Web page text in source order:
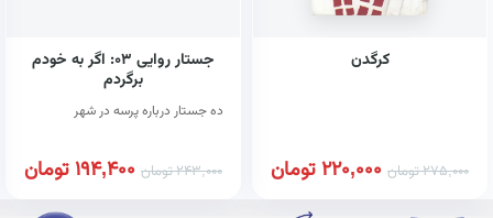
کرگدن
275,000تومان 220,000تومان
جستار روایی ۰۳: اگر به خودم
برگردم
ده جستار درباره پرسه در شهر
243,000تومان 194,400تومان